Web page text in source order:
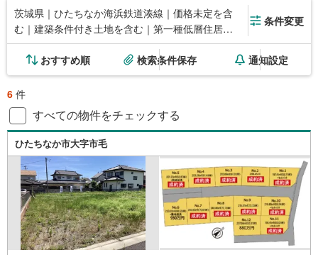
茨城県｜ひたちなか海浜鉄道湊線｜価格未定を含
む｜建築条件付き土地を含む｜第一種低層住居専
用地域
条件変更
おすすめ順 検索条件保存 通知設定
6 件
すべての物件をチェックする
ひたちなか市大字市毛